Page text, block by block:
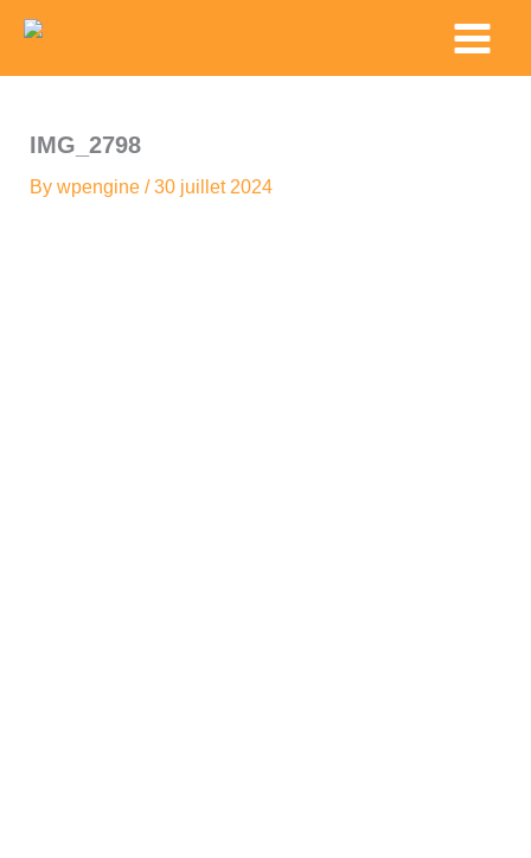
content
Main
Menu
IMG_2798
By wpengine /30 juillet 2024